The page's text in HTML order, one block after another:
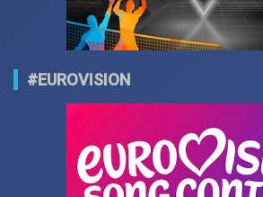
#EUROVISION